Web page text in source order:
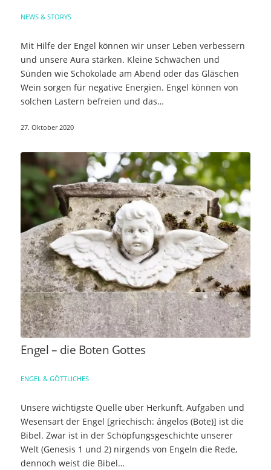
NEWS & STORYS
Mit Hilfe der Engel können wir unser Leben verbessern
und unsere Aura stärken. Kleine Schwächen und
Sünden wie Schokolade am Abend oder das Gläschen
Wein sorgen für negative Energien. Engel können von
solchen Lastern befreien und das…
27. Oktober 2020
Engel – die Boten Gottes
ENGEL & GÖTTLICHES
Unsere wichtigste Quelle über Herkunft, Aufgaben und
Wesensart der Engel [griechisch: ángelos (Bote)] ist die
Bibel. Zwar ist in der Schöpfungsgeschichte unserer
Welt (Genesis 1 und 2) nirgends von Engeln die Rede,
dennoch weist die Bibel…